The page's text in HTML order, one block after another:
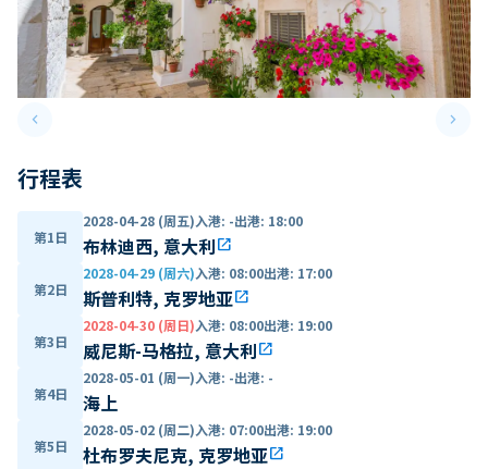
keyboard_arrow_leftPrevious slide keyboard_arrow_right
行程表
第1日
2028-04-28 (周五)入港: -出港: 18:00
布林迪西, 意大利open_in_new
第2日
2028-04-29 (周六)入港: 08:00出港: 17:00
斯普利特, 克罗地亚open_in_new
第3日
2028-04-30 (周日)入港: 08:00出港: 19:00
威尼斯-马格拉, 意大利open_in_new
第4日
2028-05-01 (周一)入港: -出港: -
海上
第5日
2028-05-02 (周二)入港: 07:00出港: 19:00
杜布罗夫尼克, 克罗地亚open_in_new